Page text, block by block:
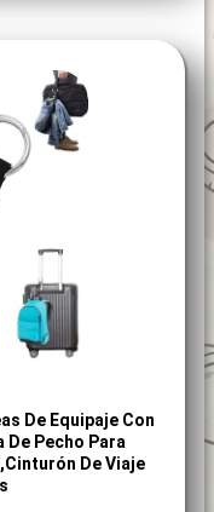
De Equipaje Con
De Pecho Para
De Viaje